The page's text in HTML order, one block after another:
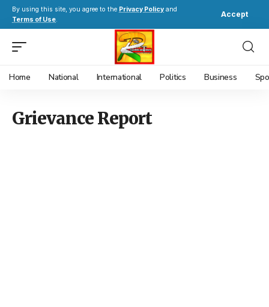
By using this site, you agree to the Privacy Policy and
Terms of Use.
Accept
Home National International Politics Business
Grievance Report